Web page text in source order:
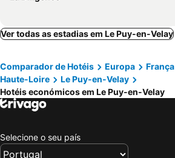
Ver todas as estadias em Le Puy-en-Velay
Comparador de Hotéis Europa França
Haute-Loire
Le Puy-en-Velay
Hotéis económicos em Le Puy-en-Velay
Selecione o seu país